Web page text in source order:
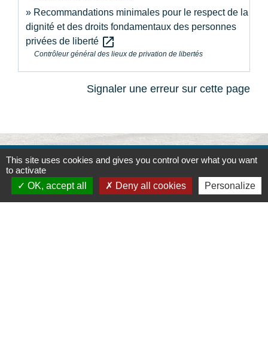
Recommandations minimales pour le respect de la
dignité et des droits fondamentaux des personnes
privées de liberté open_in_new
Contrôleur général des lieux de privation de libertés
Signaler une erreur sur cette page
Contacts
Commune de la Touche
67, route de Portes
This site uses cookies and gives you control over what you want
to activate
OK, accept all
Deny all cookies Personalize